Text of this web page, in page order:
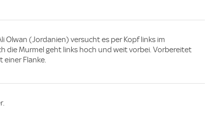
Olwan (Jordanien) versucht es per Kopf links im
die Murmel geht links hoch und weit vorbei. Vorbereitet
einer Flanke.